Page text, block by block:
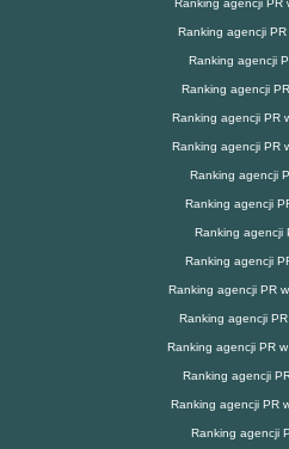
Ranking agencji PR
Ranking agencji
Ranking agencji
Ranking agencji
Ranking agencji PR
Ranking agencji PR
Ranking agencji
Ranking agencji
Ranking agencji
Ranking agencji
Ranking agencji PR
Ranking agencji
Ranking agencji PR
Ranking agencji
Ranking agencji PR
Ranking agencji